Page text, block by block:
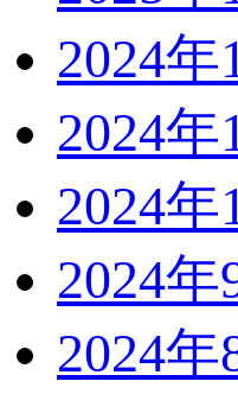
2024年
2024年
2024年
2024年
2024年